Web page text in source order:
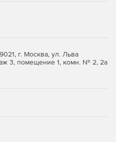
г. Москва, ул. Льва
3, помещение 1, комн. № 2, 2а